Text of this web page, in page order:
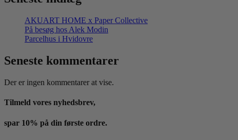
AKUART HOME x Paper Collective
På besøg hos Alek Modin
Parcelhus i Hvidovre
Seneste kommentarer
Der er ingen kommentarer at vise.
Tilmeld vores nyhedsbrev,
spar 10% på din første ordre.